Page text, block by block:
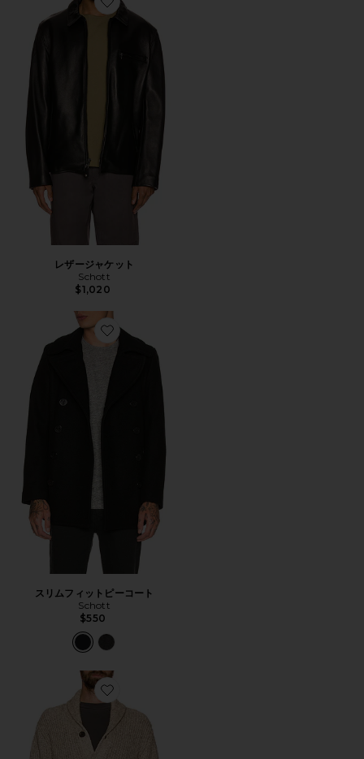
Favorite レザージャケット
レザージャケット
Schott
$1,020
Favorite スリムフィットピーコート
スリムフィットピーコート
Schott
$550
Favorite YAK カーディガン